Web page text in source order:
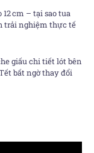
cm – tại sao tua
trải nghiệm thực tế
giấu chi tiết lót bên
bất ngờ thay đổi